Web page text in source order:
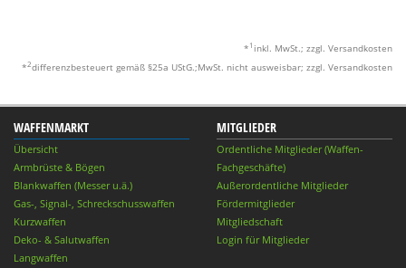
* 1 inkl. MwSt.; zzgl. Versandkosten
*2differenzbesteuert gemäß §25a UStG.;MwSt. nicht ausweisbar; zzgl. Versandkosten
WAFFENMARKT
Übersicht
Armbrüste & Bögen
Blankwaffen (Messer u.ä.)
Gas-, Signal-, Schreckschusswaffen
Kurzwaffen
Deko- & Salutwaffen
Langwaffen
MITGLIEDER
Ordentliche Mitglieder (Waffen-
Fachgeschäfte)
Außerordentliche Mitglieder
Fördermitglieder
Mitgliedschaft
Login für Mitglieder